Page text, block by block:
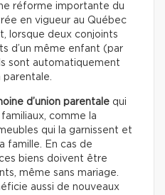
réforme importante du
en vigueur au Québec
lorsque deux conjoints
d’un même enfant (par
sont automatiquement
parentale.
d’union parentale qui
comme la
meubles qui la garnissent et
famille. En cas de
biens doivent être
même sans mariage.
aussi de nouveaux